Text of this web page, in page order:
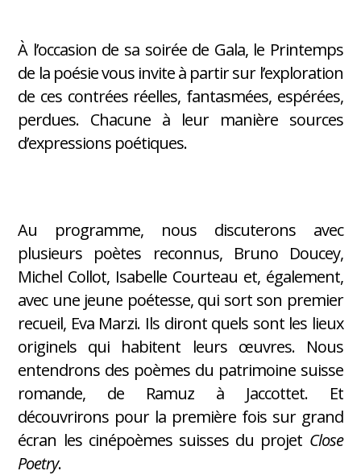
À l’occasion de sa soirée de Gala, le Printemps
de la poésie vous invite à partir sur l’exploration
de ces contrées réelles, fantasmées, espérées,
perdues. Chacune à leur manière sources
d’expressions poétiques.
Au programme, nous discuterons avec
plusieurs poètes reconnus, Bruno Doucey,
Michel Collot, Isabelle Courteau et, également,
avec une jeune poétesse, qui sort son premier
recueil, Eva Marzi. Ils diront quels sont les lieux
originels qui habitent leurs œuvres. Nous
entendrons des poèmes du patrimoine suisse
romande, de Ramuz à Jaccottet. Et
découvrirons pour la première fois sur grand
écran les cinépoèmes suisses du projet Close
Poetry.